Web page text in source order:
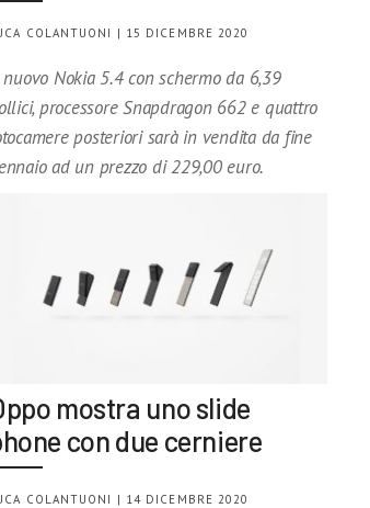
COLANTUONI | 15 DICEMBRE 2020
Nokia 5.4 con schermo da 6,39
processore Snapdragon 662 e quattro
posteriori sarà in vendita da fine
ad un prezzo di 229,00 euro.
mostra uno slide
con due cerniere
COLANTUONI | 14 DICEMBRE 2020